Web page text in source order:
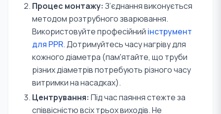
Процес монтажу: З’єднання виконується
методом розтрубного зварювання.
Використовуйте професійний інструмент
для PPR. Дотримуйтесь часу нагріву для
кожного діаметра (пам'ятайте, що труби
різних діаметрів потребують різного часу
витримки на насадках).
Центрування: Під час паяння стежте за
співвісністю всіх трьох виходів. Не